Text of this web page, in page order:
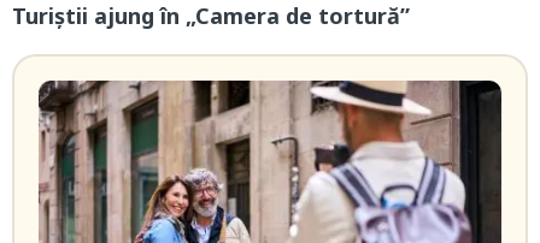
Turiștii ajung în „Camera de tortură”